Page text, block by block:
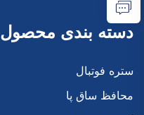
دسته بندی محصول
ستره فوتبال
محافظ ساق پا